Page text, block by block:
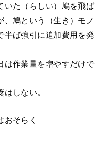
いた（らしい）鳩を飛ば
、鳩という（生き）モノ
半ば強引に追加費用を発
は作業量を増やすだけで
しない。
おそらく